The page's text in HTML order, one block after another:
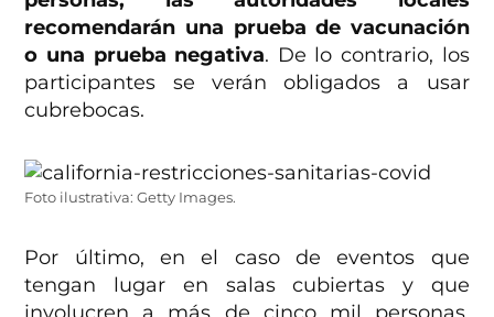
recomendarán una prueba de vacunación
o una prueba negativa. De lo contrario, los
participantes se verán obligados a usar
cubrebocas.
Foto ilustrativa: Getty Images.
Por último, en el caso de eventos que
tengan lugar en salas cubiertas y que